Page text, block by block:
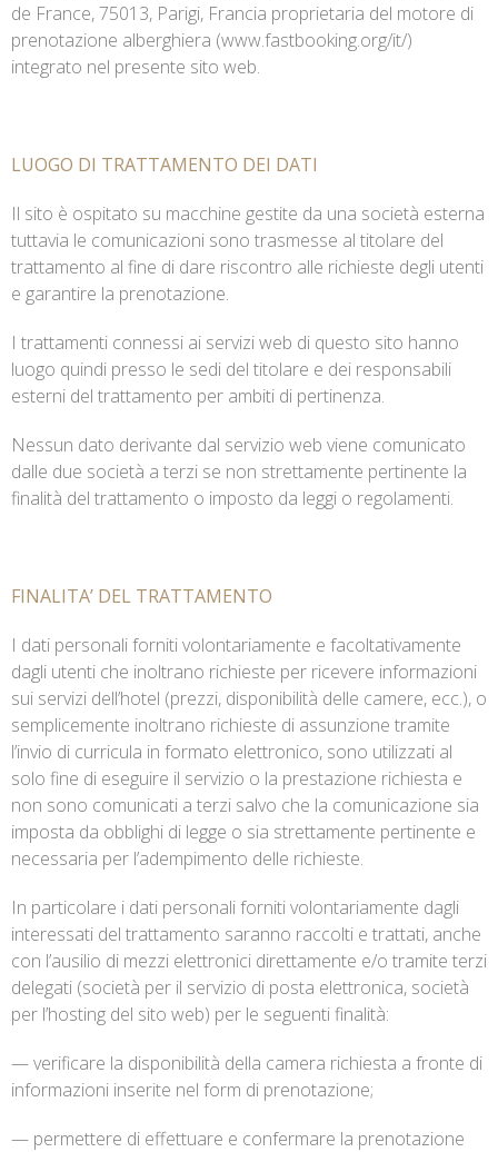
de France, 75013, Parigi, Francia proprietaria del motore di
prenotazione alberghiera (www.fastbooking.org/it/)
integrato nel presente sito web.
LUOGO DI TRATTAMENTO DEI DATI
Il sito è ospitato su macchine gestite da una società esterna
tuttavia le comunicazioni sono trasmesse al titolare del
trattamento al fine di dare riscontro alle richieste degli utenti
e garantire la prenotazione.
I trattamenti connessi ai servizi web di questo sito hanno
luogo quindi presso le sedi del titolare e dei responsabili
esterni del trattamento per ambiti di pertinenza.
Nessun dato derivante dal servizio web viene comunicato
dalle due società a terzi se non strettamente pertinente la
finalità del trattamento o imposto da leggi o regolamenti.
FINALITA’ DEL TRATTAMENTO
I dati personali forniti volontariamente e facoltativamente
dagli utenti che inoltrano richieste per ricevere informazioni
sui servizi dell’hotel (prezzi, disponibilità delle camere, ecc.), o
semplicemente inoltrano richieste di assunzione tramite
l’invio di curricula in formato elettronico, sono utilizzati al
solo fine di eseguire il servizio o la prestazione richiesta e
non sono comunicati a terzi salvo che la comunicazione sia
imposta da obblighi di legge o sia strettamente pertinente e
necessaria per l’adempimento delle richieste.
In particolare i dati personali forniti volontariamente dagli
interessati del trattamento saranno raccolti e trattati, anche
con l’ausilio di mezzi elettronici direttamente e/o tramite terzi
delegati (società per il servizio di posta elettronica, società
per l’hosting del sito web) per le seguenti finalità:
— verificare la disponibilità della camera richiesta a fronte di
informazioni inserite nel form di prenotazione;
— permettere di effettuare e confermare la prenotazione